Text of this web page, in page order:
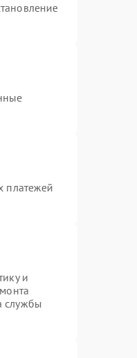
платежей
и
службы